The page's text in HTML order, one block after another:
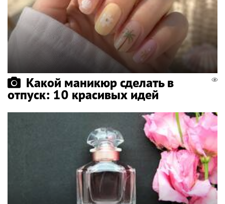
Какой маникюр сделать в
отпуск: 10 красивых идей